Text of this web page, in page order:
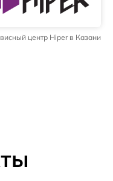
центр Hiper в Казани